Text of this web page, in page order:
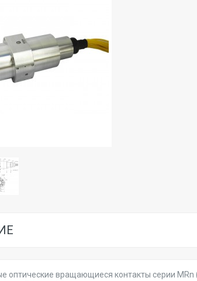
оптические вращающиеся контакты серии